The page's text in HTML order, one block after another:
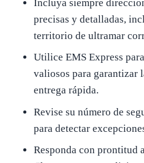
Incluya siempre
precisas y detalladas,
territorio de ultramar
Utilice EMS Express
valiosos para garantizar
entrega rápida.
Revise su número de
para detectar
Responda con prontitud